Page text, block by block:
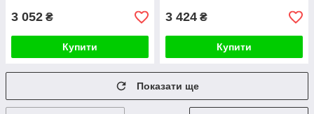
3 052 ₴
Купити
3 424 ₴
Купити
Показати ще